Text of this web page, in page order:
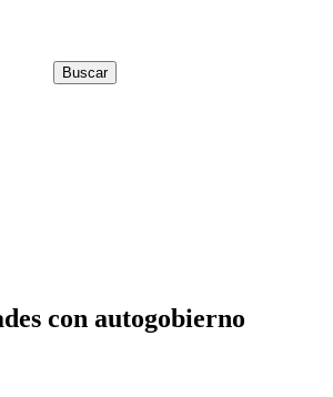
con autogobierno